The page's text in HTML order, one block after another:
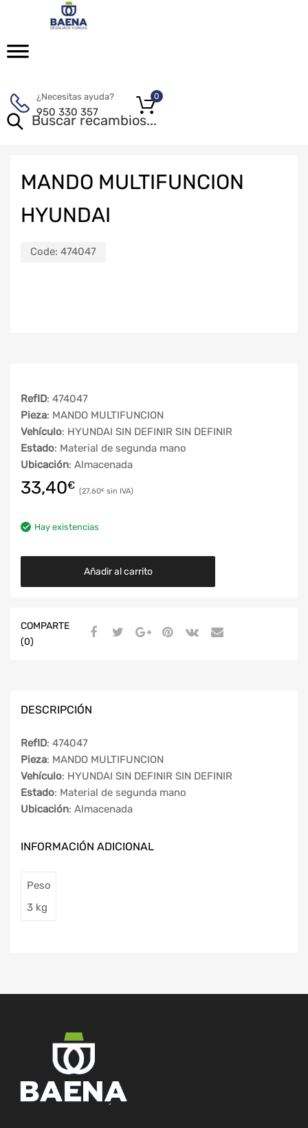
¿Necesitas ayuda?
950 330 357
0
MANDO MULTIFUNCION
HYUNDAI
Code: 474047
RefID: 474047
Pieza: MANDO MULTIFUNCION
Vehículo: HYUNDAI SIN DEFINIR SIN DEFINIR
Estado: Material de segunda mano
Ubicación: Almacenada
33,40€ 27,60€
Hay existencias
Añadir al carrito
COMPARTE
(0)
DESCRIPCIÓN
RefID: 474047
Pieza: MANDO MULTIFUNCION
Vehículo: HYUNDAI SIN DEFINIR SIN DEFINIR
Estado: Material de segunda mano
Ubicación: Almacenada
INFORMACIÓN ADICIONAL
Peso
3 kg